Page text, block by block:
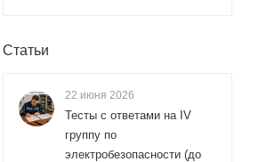
Статьи
22 июня 2026
Тесты с ответами на IV
группу по
электробезопасности (до